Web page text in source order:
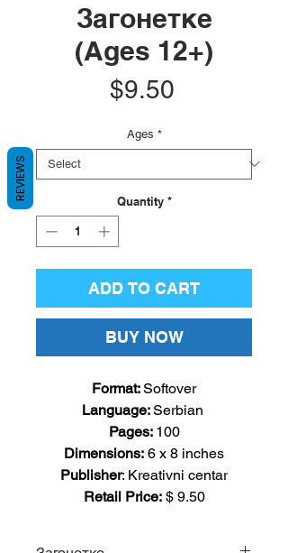
Загонетке
(Ages 12+)
$9.50Price
Ages *
Quantity *
ADD TO CART
BUY NOW
Format:Softover
Language:Serbian
Pages: 100
Dimensions: 6 x 8 inches
Publisher: Kreativni centar
Retail Price: $ 9.50
REVIEWS